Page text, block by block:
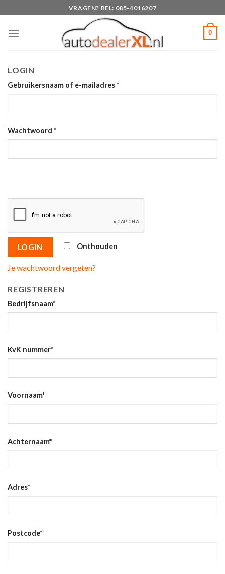
to
content
VRAGEN? BEL: 085-4016207
0
LOGIN
Gebruikersnaam of e-mailadres*
Wachtwoord *
LOGIN Onthouden
Je wachtwoord vergeten?
REGISTREREN
Bedrijfsnaam*
KvK nummer*
Voornaam*
Achternaam*
Adres*
Postcode*